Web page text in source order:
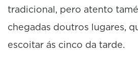
tradicional, pero atento
chegadas doutros lugares,
escoitar ás cinco da tarde.